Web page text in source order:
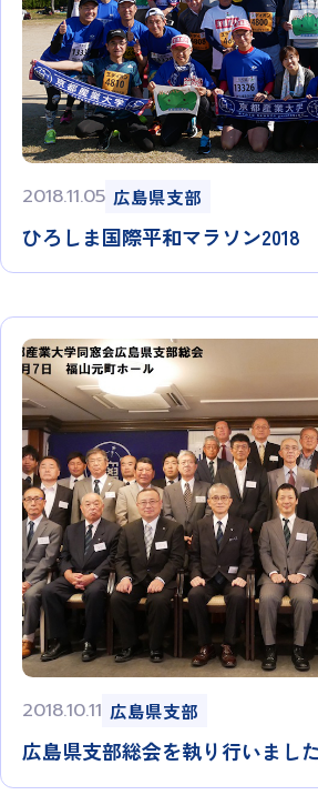
2018.11.05 広島県支部
ひろしま国際平和マラソン2018
2018.10.11 広島県支部
広島県支部総会を執り行いまし